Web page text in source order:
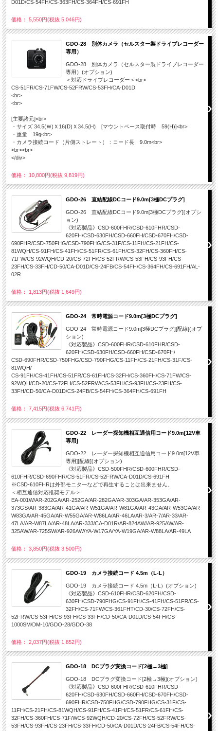
D01D/CS-54FH/CS-363FH/CS-364FH/CS-691FH
価格： 5,550円(税抜 5,046円)
GDO-28 別体カメラ（セルスター製ドライブレコーダー
専用）
GDO-28 別体カメラ（セルスター製ドライブレコーダー
専用）(オプション)
＜対応ドライブレコーダー＞<br>
CS-51FR/CS-71FW/CS-52FRW/CS-53FH/CA-D01D
<br>
<br>
[主要諸元]<br>
・サイズ 34.5(Ｗ)Ｘ16(D)Ｘ34.5(H) [マウントベース取付時 59(H)]<br>
・重量 19g<br>
・カメラ接続コード（片側ストレート）：コード長 9.0m<br>
<br><br>
</div>
価格： 10,800円(税抜 9,819円)
GDO-26 直結配線DCコード9.0m[3極DCプラグ]
GDO-26 直結配線DCコード9.0m[3極DCプラグ](オプシ
ョン)
《対応製品》CSD-600FHR/CSD-610FHR/CSD-
620FH/CSD-630FH/CSD-660FH/CSD-670FH/CSD-
690FHR/CSD-750FHG/CSD-790FHG/CS-31F/CS-11FH/CS-21FH/CS-
81WQH/CS-91FH/CS-41FH/CS-51FR/CS-61FH/CS-32FH/CS-360FH/CS-
71FW/CS-92WQH/CD-20/CS-72FH/CS-52FRW/CS-53FH/CS-93FH/CS-
23FH/CS-33FH/CD-50/CA-D01D/CS-24FB/CS-54FH/CS-364FH/CS-691FH/AL-
02R
価格： 1,813円(税抜 1,649円)
GDO-24 常時電源コード9.0m[3極DCプラグ]
GDO-24 常時電源コード9.0m[3極DCプラグ][配線](オプ
ション)
《対応製品》CSD-600FHR/CSD-610FHR/CSD-
620FH/CSD-630FH/CSD-660FH/CSD-670FH/
CSD-690FHR/CSD-750FHG/CSD-790FHG/CS-11FH/CS-21FH/CS-31F/CS-
81WQH/
CS-91FH/CS-41FH/CS-51FR/CS-61FH/CS-32FH/CS-360FH/CS-71FW/CS-
92WQH/CD-20/CS-72FH/CS-52FRW/CS-53FH/CS-93FH/CS-23FH/CS-
33FH/CD-50/CA-D01D/CS-24FB/CS-54FH/CS-364FH/CS-691FH
価格： 7,415円(税抜 6,741円)
GDO-22 レーダー探知機相互通信用コード9.0m[12V車
専用]
GDO-22 レーダー探知機相互通信用コード9.0m[12V車
専用][配線](オプション)
《対応製品》CSD-500FHR/CSD-600FHR/CSD-
610FHR/CSD-690FHR/CS-51FR/CS-52FRW/CA-D01D/CS-691FH
※CSD-610FHRは外部モニターなどで再生することは出来ません。
＜相互通信対応推奨モデル＞
EA-001W/AR-202GA/AR-252GA/AR-282GA/AR-303GA/AR-353GA/AR-
373GS/AR-383GA/AR-41GA/AR-W51GA/AR-W81GA/AR-43GA/AR-W53GA/AR-
W83GA/AR-45GA/AR-W55GA/AR-W86LA/AR-46LA/AR-3/AR-7/AR-33/AR-
47LA/AR-W87LA/AR-48LA/AR-333/CA-D01R/AR-824AW/AR-925AW/AR-
325AW/AR-725SW/AR-926AW/YA-W17GA/YA-W19GA/AR-W88LA/AR-49LA
価格： 3,850円(税抜 3,500円)
GDO-19 カメラ接続コード 4.5m（L-L）
GDO-19 カメラ接続コード 4.5m（L-L）(オプション)
《対応製品》CSD-610FHR/CSD-620FH/CSD-
630FH/CSD-790FHG/CS-91FH/CS-41FH/CS-51FR/CS-
32FH/CS-71FW/CS-361FHT/CD-30/CS-72FH/CS-
52FRW/CS-53FH/CS-93FH/CS-33FH/CD-50/CA-D01D/CS-54FH/CS-
1000SM/DM-10/GDO-28/GDO-38
価格： 2,037円(税抜 1,852円)
GDO-18 DCプラグ変換コード[2極→3極]
GDO-18 DCプラグ変換コード[2極→3極](オプション)
《対応製品》CSD-600FHR/CSD-610FHR/CSD-
620FH/CSD-630FH/CSD-660FH/CSD-670FH/CSD-
690FHR/CSD-750FHG/CSD-790FHG/CS-31F/CS-
11FH/CS-21FH/CS-81WQH/CS-91FH/CS-41FH/CS-51FR/CS-61FH/CS-
32FH/CS-360FH/CS-71F/WCS-92WQH/CD-20/CS-72FH/CS-52FRW/CS-
53FH/CS-93FH/CS-23FH/CS-33FH/CD-50/CA-D01D/CS-24FB/CS-54FH/CS-